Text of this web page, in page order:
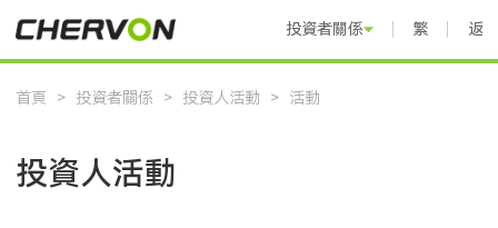
投資者關係 繁體中文返
首頁 > 投資者關係 > 投資人活動 > 活動
投資人活動